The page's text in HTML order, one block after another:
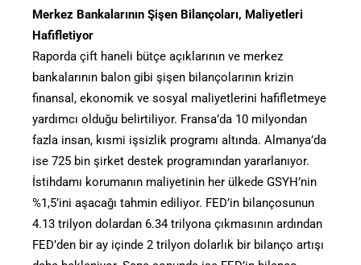
Merkez Bankalarının Şişen Bilançoları, Maliyetleri
Hafifletiyor
Raporda çift haneli bütçe açıklarının ve merkez
bankalarının balon gibi şişen bilançolarının krizin
finansal, ekonomik ve sosyal maliyetlerini hafifletmeye
yardımcı olduğu belirtiliyor. Fransa’da 10 milyondan
fazla insan, kısmi işsizlik programı altında. Almanya’da
ise 725 bin şirket destek programından yararlanıyor.
İstihdamı korumanın maliyetinin her ülkede GSYH’nin
%1,5’ini aşacağı tahmin ediliyor. FED’in bilançosunun
4.13 trilyon dolardan 6.34 trilyona çıkmasının ardından
FED’den bir ay içinde 2 trilyon dolarlık bir bilanço artışı